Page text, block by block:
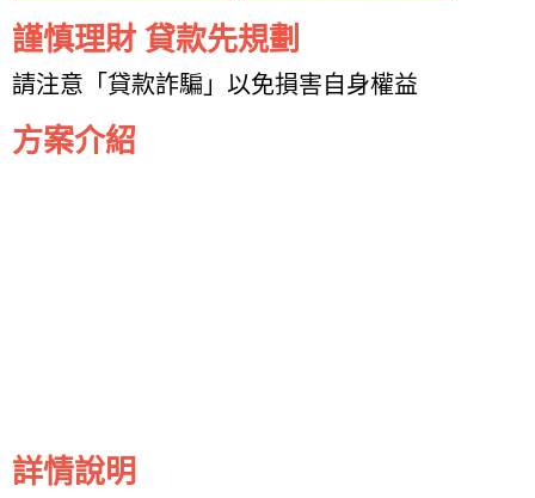
謹慎理財 貸款先規劃
請注意「貸款詐騙」以免損害自身權益
方案介紹
詳情說明